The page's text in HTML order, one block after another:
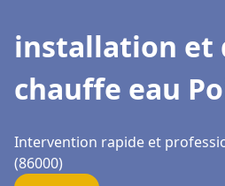
installation et
chauffe eau
Intervention rapide et
(86000)